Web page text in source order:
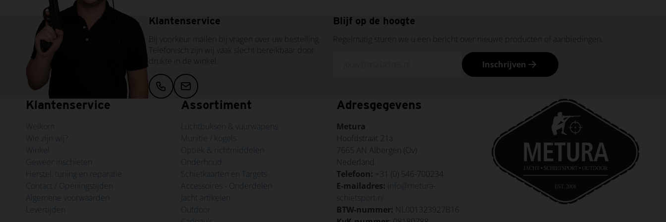
Klantenservice
Bij voorkeur mailen bij vragen over uw bestelling.
Telefonisch zijn wij vaak slecht bereikbaar door
drukte in de winkel.
Blijf op de hoogte
Regelmatig sturen we u een bericht over nieuwe producten of aanbiedingen.
Inschrijven
Klantenservice
Welkom
Wie zijn wij?
Winkel
Geweer inschieten
Herstel, tuning en reparatie
Contact / Openingstijden
Algemene voorwaarden
Levertijden
Assortiment
Luchtbuksen & vuurwapens
Munitie / kogels
Optiek & richtmiddelen
Onderhoud
Schietkaarten en Targets
Accessoires - Onderdelen
Jacht artikelen
Outdoor
Adresgegevens
Metura
Hoofdstraat 21a
7665 AN Albergen (Ov)
Nederland
Telefoon: +31 (0) 546-700234
E-mailadres:
info@metura-
schietsport.nl
BTW-nummer: NL001323927B16